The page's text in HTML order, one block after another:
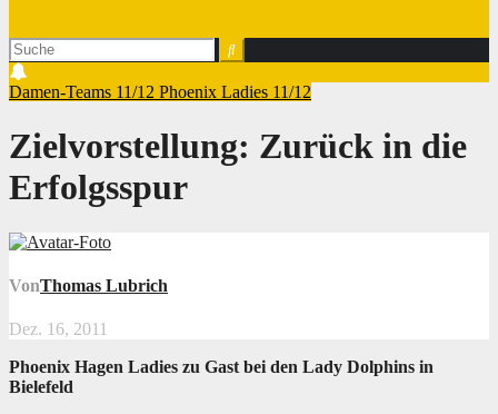
Damen-Teams 11/12 Phoenix Ladies 11/12
Zielvorstellung: Zurück in die
Erfolgsspur
VonThomas Lubrich
Dez. 16, 2011
Phoenix Hagen Ladies zu Gast bei den Lady Dolphins in
Bielefeld